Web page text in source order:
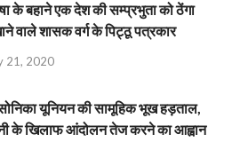
के बहाने एक देश की सम्प्रभुता को ठेंगा
वाले शासक वर्ग के पिट्ठू पत्रकार
21, 2020
यूनियन की सामूहिक भूख हड़ताल,
के खिलाफ आंदोलन तेज करने का आह्वान